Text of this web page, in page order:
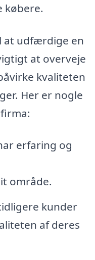
at udfærdige en
at overveje
kvaliteten
Her er nogle
erfaring og
område.
kunder
af deres